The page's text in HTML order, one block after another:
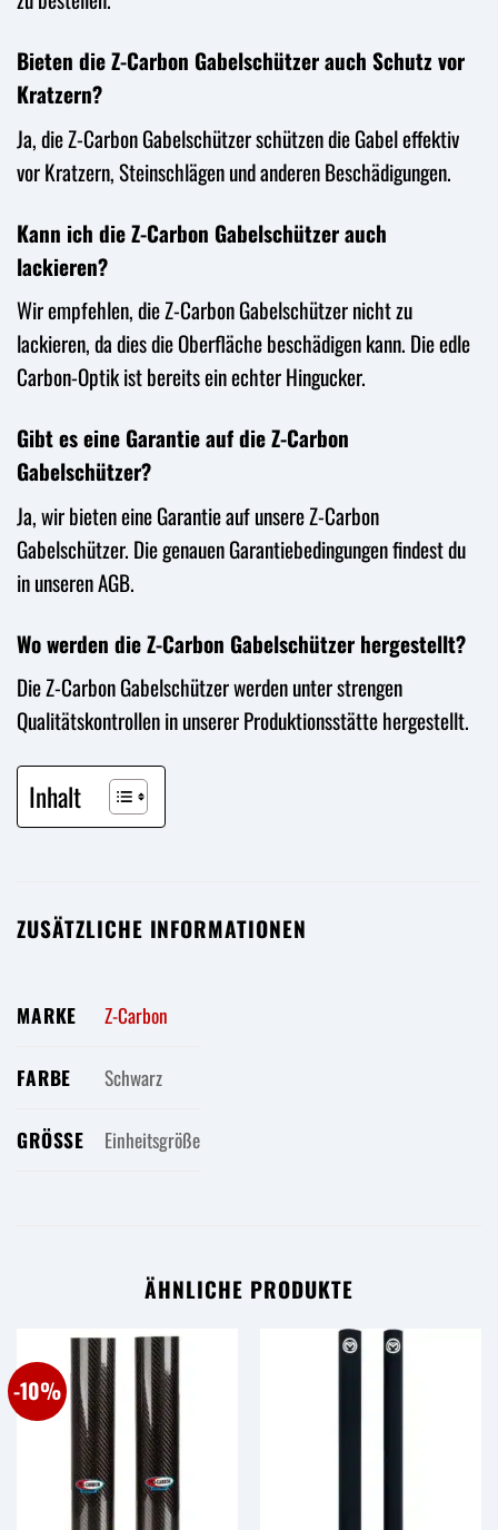
Bieten die Z-Carbon Gabelschützer auch Schutz vor
Kratzern?
Ja, die Z-Carbon Gabelschützer schützen die Gabel effektiv
vor Kratzern, Steinschlägen und anderen Beschädigungen.
Kann ich die Z-Carbon Gabelschützer auch
lackieren?
Wir empfehlen, die Z-Carbon Gabelschützer nicht zu
lackieren, da dies die Oberfläche beschädigen kann. Die edle
Carbon-Optik ist bereits ein echter Hingucker.
Gibt es eine Garantie auf die Z-Carbon
Gabelschützer?
Ja, wir bieten eine Garantie auf unsere Z-Carbon
Gabelschützer. Die genauen Garantiebedingungen findest du
in unseren AGB.
Wo werden die Z-Carbon Gabelschützer hergestellt?
Die Z-Carbon Gabelschützer werden unter strengen
Qualitätskontrollen in unserer Produktionsstätte hergestellt.
Inhalt
ZUSÄTZLICHE INFORMATIONEN
MARKE Z-Carbon
FARBE Schwarz
GRÖSSE Einheitsgröße
ÄHNLICHE PRODUKTE
-10%